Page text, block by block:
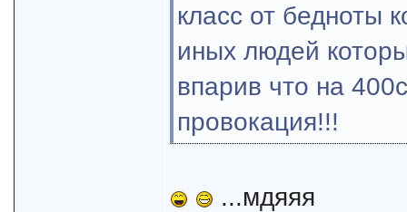
класс от бедноты
иных людей
впарив что на
провокация!!!
...мдяяя